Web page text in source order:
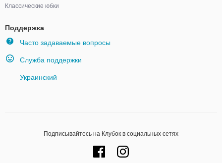
Классические юбки
Поддержка
Часто задаваемые вопросы
Служба поддержки
Украинский
Подписывайтесь на Клубок в социальных сетях